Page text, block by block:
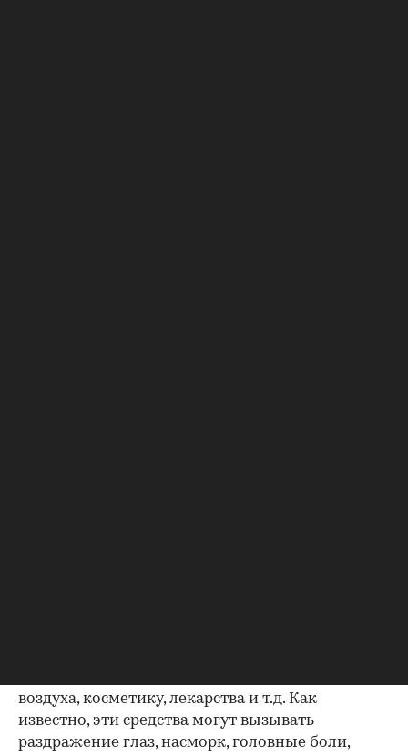
воздуха, косметику, лекарства и т.д. Как
известно, эти средства могут вызывать
раздражение глаз, насморк, головные боли,